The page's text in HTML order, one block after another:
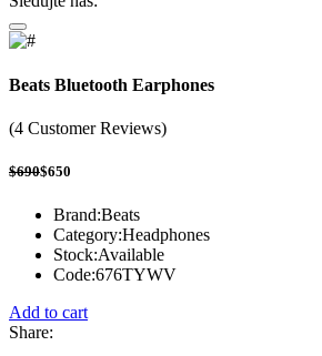
Beats Bluetooth Earphones
(4 Customer Reviews)
$690$650
Brand:Beats
Category:Headphones
Stock:Available
Code:676TYWV
Add to cart
Share: